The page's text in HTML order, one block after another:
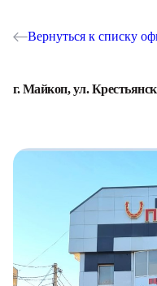
Вернуться к списку
г. Майкоп, ул.